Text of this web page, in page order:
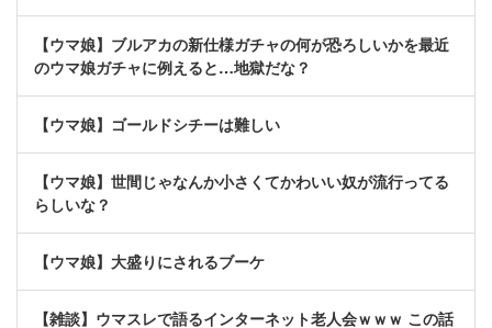
【ウマ娘】ブルアカの新仕様ガチャの何が恐ろしいかを最近
のウマ娘ガチャに例えると…地獄だな？
【ウマ娘】ゴールドシチーは難しい
【ウマ娘】世間じゃなんか小さくてかわいい奴が流行ってる
らしいな？
【ウマ娘】大盛りにされるブーケ
【雑談】ウマスレで語るインターネット老人会ｗｗｗ この話